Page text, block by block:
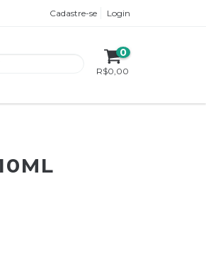
Cadastre-se Login
0
R$0,00